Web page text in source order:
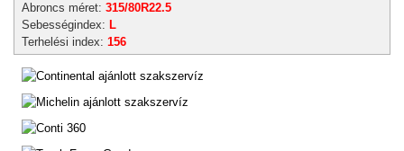
Abroncs méret: 315/80R22.5
Sebességindex: L
Terhelési index: 156